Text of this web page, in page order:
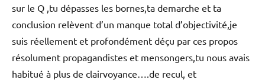
sur le Q ,tu dépasses les bornes,ta demarche et ta
conclusion relèvent d’un manque total d’objectivité,je
suis réellement et profondément déçu par ces propos
résolument propagandistes et mensongers,tu nous avais
habitué à plus de clairvoyance….de recul, et